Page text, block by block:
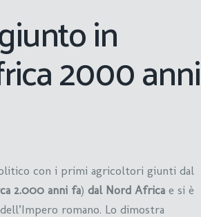
in
2000 anni
con i primi agricoltori giunti dal
2.000 anni fa) dal Nord Africa e si è
romano. Lo dimostra